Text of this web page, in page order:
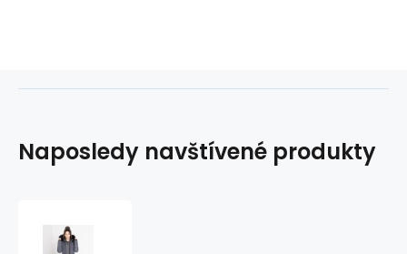
Naposledy navštívené produkty